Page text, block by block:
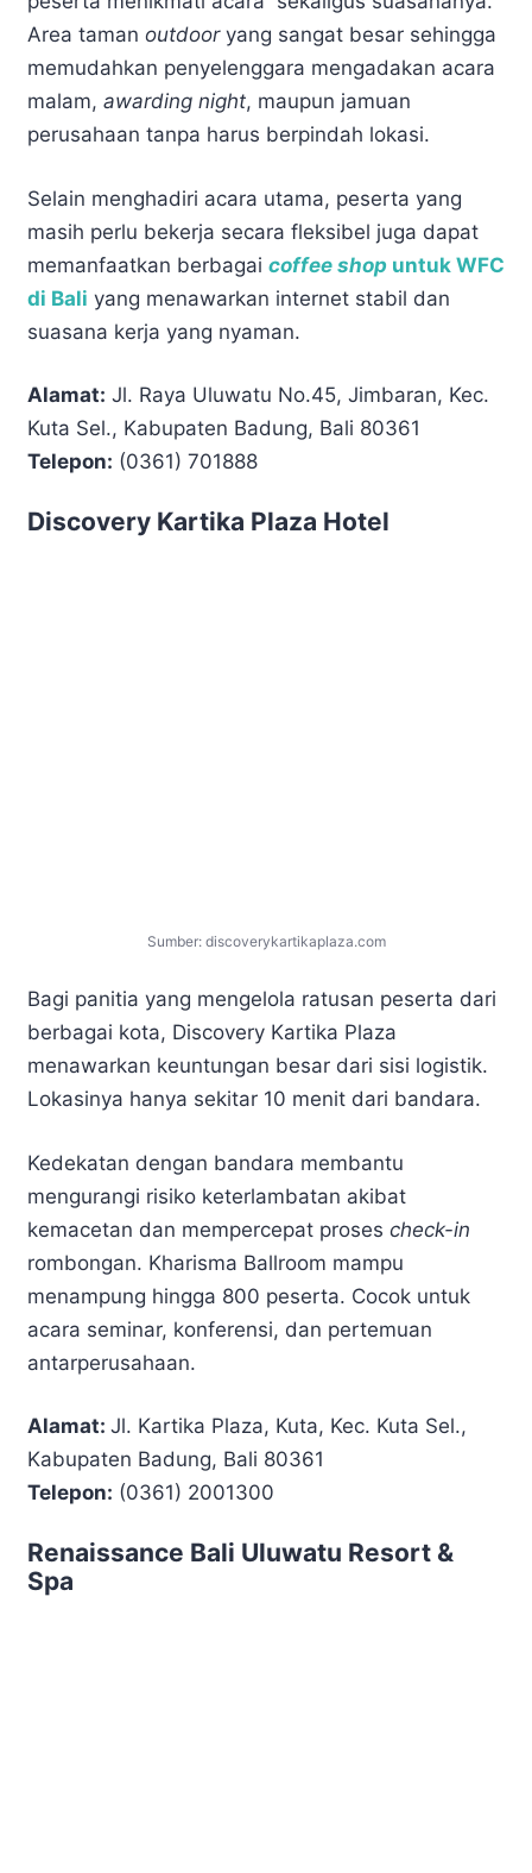
Area taman outdooryang sangat besar sehingga
memudahkan penyelenggara mengadakan acara
malam, awarding night, maupun jamuan
perusahaan tanpa harus berpindah lokasi.
Selain menghadiri acara utama, peserta yang
masih perlu bekerja secara fleksibel juga dapat
memanfaatkan berbagai coffee shop untuk WFC
di Bali yang menawarkan internet stabil dan
suasana kerja yang nyaman.
Alamat: Jl. Raya Uluwatu No.45, Jimbaran, Kec.
Kuta Sel., Kabupaten Badung, Bali 80361
Telepon: (0361) 701888
Discovery Kartika Plaza Hotel
Sumber: discoverykartikaplaza.com
Bagi panitia yang mengelola ratusan peserta dari
berbagai kota, Discovery Kartika Plaza
menawarkan keuntungan besar dari sisi logistik.
Lokasinya hanya sekitar 10 menit dari bandara.
Kedekatan dengan bandara membantu
mengurangi risiko keterlambatan akibat
kemacetan dan mempercepat proses check-in
rombongan. Kharisma Ballroom mampu
menampung hingga 800 peserta. Cocok untuk
acara seminar, konferensi, dan pertemuan
antarperusahaan.
Alamat: Jl. Kartika Plaza, Kuta, Kec. Kuta Sel.,
Kabupaten Badung, Bali 80361
Telepon: (0361) 2001300
Renaissance Bali Uluwatu Resort &
Spa